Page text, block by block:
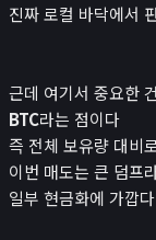
진짜 로컬 바닥에서
근데 여기서 중요한
BTC라는 점이다
즉 전체 보유량 대비
이번 매도는 큰 덤프
일부 현금화에 가깝다